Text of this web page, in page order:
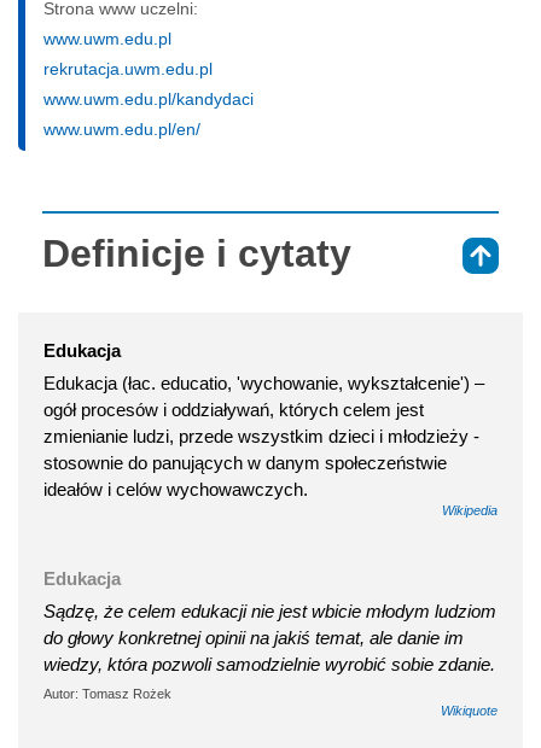
Strona www uczelni:
www.uwm.edu.pl
rekrutacja.uwm.edu.pl
www.uwm.edu.pl/kandydaci
www.uwm.edu.pl/en/
Definicje i cytaty
Edukacja
Edukacja (łac. educatio, 'wychowanie, wykształcenie') –
ogół procesów i oddziaływań, których celem jest
zmienianie ludzi, przede wszystkim dzieci i młodzieży -
stosownie do panujących w danym społeczeństwie
ideałów i celów wychowawczych.
Wikipedia
Edukacja
Sądzę, że celem edukacji nie jest wbicie młodym ludziom
do głowy konkretnej opinii na jakiś temat, ale danie im
wiedzy, która pozwoli samodzielnie wyrobić sobie zdanie.
Autor: Tomasz Rożek
Wikiquote